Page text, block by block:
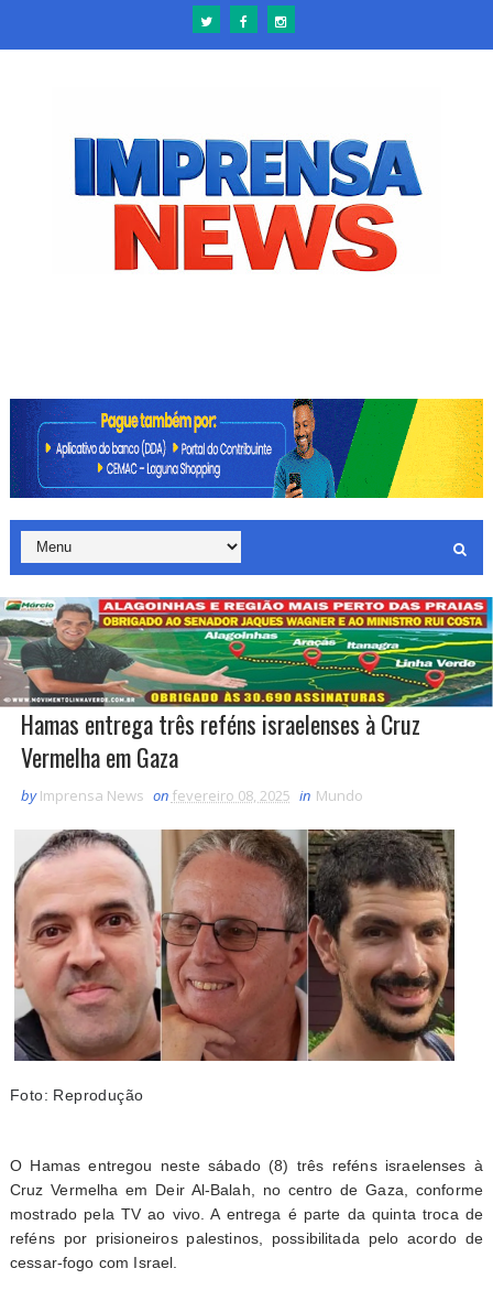
Hamas entrega três reféns israelenses à Cruz
Vermelha em Gaza
by Imprensa News on fevereiro 08, 2025 in Mundo
Foto: Reprodução
O Hamas entregou neste sábado (8) três reféns israelenses à
Cruz Vermelha em Deir Al-Balah, no centro de Gaza, conforme
mostrado pela TV ao vivo. A entrega é parte da quinta troca de
reféns por prisioneiros palestinos, possibilitada pelo acordo de
cessar-fogo com Israel.